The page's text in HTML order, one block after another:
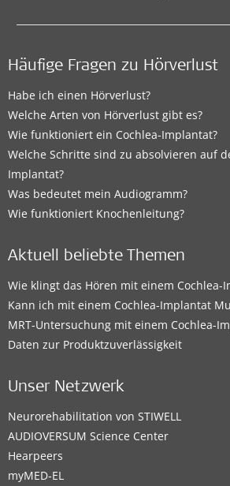
Häufige Fragen zu Hörverlust
Habe ich einen Hörverlust?
Welche Arten von Hörverlust gibt es?
Wie funktioniert ein Cochlea-Implantat?
Welche Schritte sind zu absolvieren auf
Implantat?
Was bedeutet mein Audiogramm?
Wie funktioniert Knochenleitung?
Aktuell beliebte Themen
Wie klingt das Hören mit einem Cochlea-
Kann ich mit einem Cochlea-Implantat
MRT-Untersuchung mit einem Cochlea-
Daten zur Produktzuverlässigkeit
Unser Netzwerk
Neurorehabilitation von STIWELL
AUDIOVERSUM Science Center
Hearpeers
myMED‑EL